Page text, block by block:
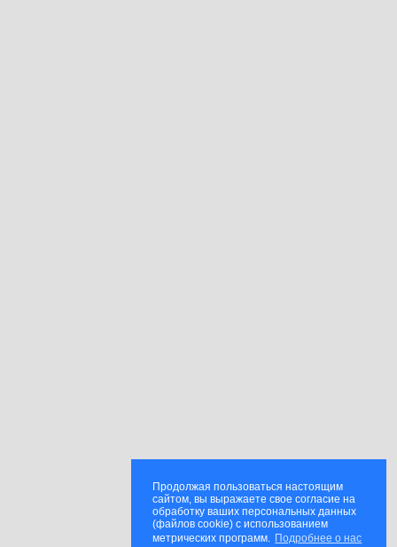
Продолжая пользоваться настоящим
сайтом, вы выражаете свое согласие на
обработку ваших персональных данных
(файлов cookie) с использованием
метрических программ. Подробнее о нас